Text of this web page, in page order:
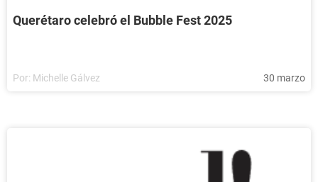
Querétaro celebró el Bubble Fest 2025
Por: Michelle Gálvez 30 marzo